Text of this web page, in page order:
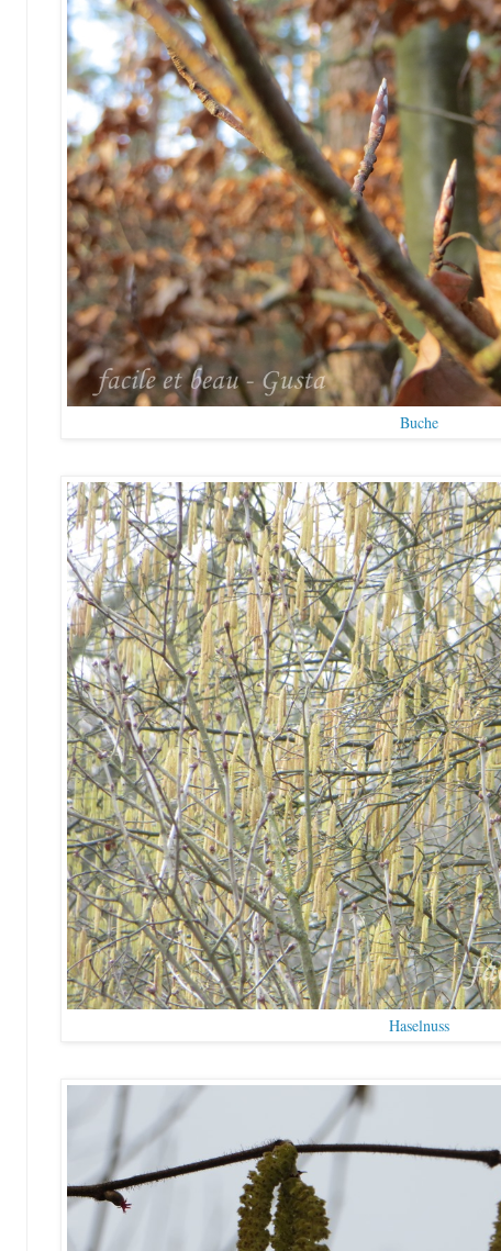
Buche
Haselnuss